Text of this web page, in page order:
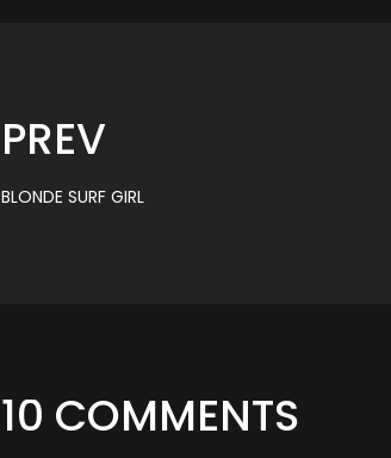
PREV
BLONDE SURF GIRL
10 COMMENTS